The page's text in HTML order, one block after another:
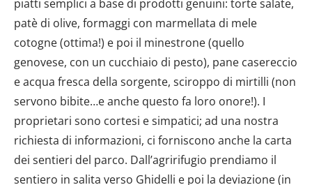
piatti semplici a base di prodotti genuini: torte salate,
patè di olive, formaggi con marmellata di mele
cotogne (ottima!) e poi il minestrone (quello
genovese, con un cucchiaio di pesto), pane casereccio
e acqua fresca della sorgente, sciroppo di mirtilli (non
servono bibite…e anche questo fa loro onore!). I
proprietari sono cortesi e simpatici; ad una nostra
richiesta di informazioni, ci forniscono anche la carta
dei sentieri del parco. Dall’agririfugio prendiamo il
sentiero in salita verso Ghidelli e poi la deviazione (in